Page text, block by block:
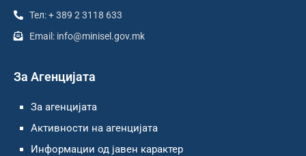
Тел: + 389 2 3118 633
Email: info@minisel.gov.mk
За Агенцијата
За агенцијата
Активности на агенцијата
Информации од јавен карактер